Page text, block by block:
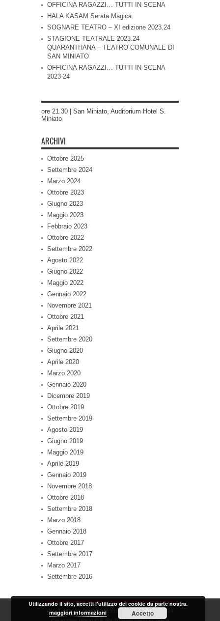
OFFICINA RAGAZZI… TUTTI IN SCENA
HALA KASAM Serata Magica
SOGNARE TEATRO – XI edizione 2023.24
STAGIONE TEATRALE 2023.24
QUARANTHANA – TEATRO COMUNALE DI
SAN MINIATO
OFFICINA RAGAZZI… TUTTI IN SCENA
2023-24
ore 21.30 | San Miniato, Auditorium Hotel S.
Miniato
ARCHIVI
Ottobre 2025
Settembre 2024
Marzo 2024
Ottobre 2023
Giugno 2023
Maggio 2023
Febbraio 2023
Ottobre 2022
Settembre 2022
Agosto 2022
Giugno 2022
Maggio 2022
Gennaio 2022
Novembre 2021
Ottobre 2021
Aprile 2021
Settembre 2020
Giugno 2020
Aprile 2020
Marzo 2020
Gennaio 2020
Dicembre 2019
Ottobre 2019
Settembre 2019
Agosto 2019
Giugno 2019
Maggio 2019
Aprile 2019
Gennaio 2019
Novembre 2018
Ottobre 2018
Settembre 2018
Marzo 2018
Gennaio 2018
Ottobre 2017
Settembre 2017
Marzo 2017
Settembre 2016
Ass. Culturale Teatrino dei Fondi - via Zara, 58 56024
Utilizzando il sito, accetti l'utilizzo dei cookie da parte nostra.
maggiori informazioni
Accetto